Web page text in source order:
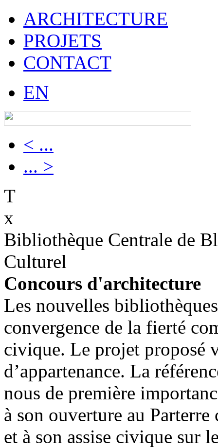
ARCHITECTURE
PROJETS
CONTACT
EN
< ...
... >
T
x
Bibliothèque Centrale de
Culturel
Concours d'architecture
Les nouvelles
convergence de la fierté
civique. Le projet proposé
d’appartenance. La
nous de première
à son ouverture au
et à son assise civique sur